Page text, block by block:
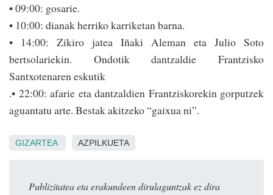
• 09:00: gosarie.
• 10:00: dianak herriko karriketan barna.
• 14:00: Zikiro jatea Iñaki Aleman eta Julio Soto
bertsolariekin. Ondotik dantzaldie Fran­tzisko
Santxotenaren eskutik
.• 22:00: afarie eta dan­tzaldien Frantziskorekin gorputzek
aguantatu arte. Bestak aki­tzeko “gaixua ni”.
GIZARTEA AZPILKUETA
Publizitatea eta erakundeen dirulaguntzak ez dira